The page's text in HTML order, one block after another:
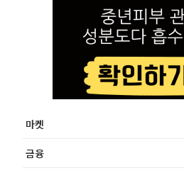
마켓
금융